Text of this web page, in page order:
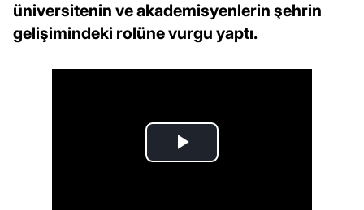
üniversitenin ve akademisyenlerin şehrin
gelişimindeki rolüne vurgu yaptı.